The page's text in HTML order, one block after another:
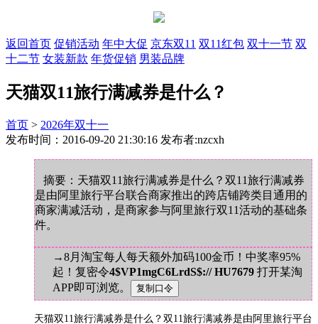
返回首页 促销活动 年中大促 京东双11 双11红包 双十一节 双
十二节 女装新款 年货促销 男装品牌
天猫双11旅行满减券是什么？
首页 > 2026年双十一
发布时间：2016-09-20 21:30:16 发布者:nzcxh
摘要：天猫双11旅行满减券是什么？双11旅行满减券
是由阿里旅行平台联合商家推出的跨店铺跨类目通用的
商家满减活动，是商家参与阿里旅行双11活动的基础条
件。
→8月淘宝每人每天额外加码100金币！中奖率95%
起！复密令4$VP1mgC6LrdS$:// HU7679 打开某淘
APP即可浏览。
天猫双11旅行满减券是什么？双11旅行满减券是由阿里旅行平台